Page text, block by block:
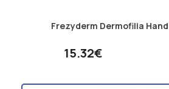
Frezyderm Dermofilia
15.32€